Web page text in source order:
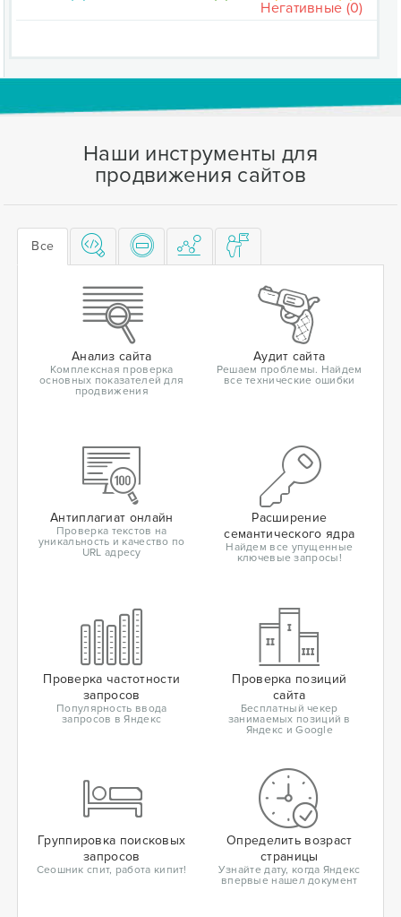
Негативные (0)
Наши инструменты для
продвижения сайтов
Все
Анализ сайта
Комплексная проверка
основных показателей для
продвижения
Аудит сайта
Решаем проблемы. Найдем
все технические ошибки
Антиплагиат онлайн
Проверка текстов на
уникальность и качество по
URL адресу
Расширение
семантического ядра
Найдем все упущенные
ключевые запросы!
Проверка частотности
запросов
Популярность ввода
запросов в Яндекс
Проверка позиций
сайта
Бесплатный чекер
занимаемых позиций в
Яндекс и Google
Группировка поисковых
запросов
Сеошник спит, работа кипит!
Определить возраст
страницы
Узнайте дату, когда Яндекс
впервые нашел документ